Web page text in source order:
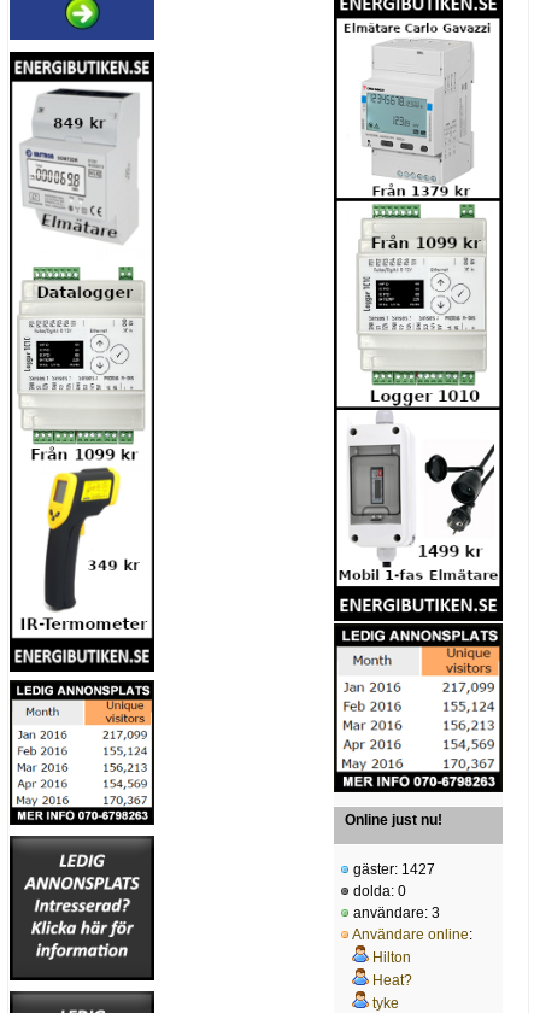
Online just nu!
gäster: 1427
dolda: 0
användare: 3
Användare online:
Hilton
Heat?
tyke